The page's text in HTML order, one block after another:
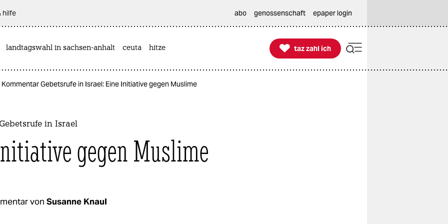
hilfe abo genossenschaft epaper login
landtagswahl in sachsen-anhalt ceuta hitze 
taz zahl ich
taz zahl ich
Kommentar Gebetsrufe in Israel: Eine Initiative gegen Muslime
in Israel
gegen Muslime
von Susanne Knaul